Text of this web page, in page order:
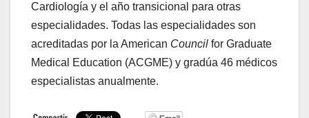
Cardiología y el año transicional para otras
especialidades. Todas las especialidades son
acreditadas por la American Council for Graduate
Medical Education (ACGME) y gradúa 46 médicos
especialistas anualmente.